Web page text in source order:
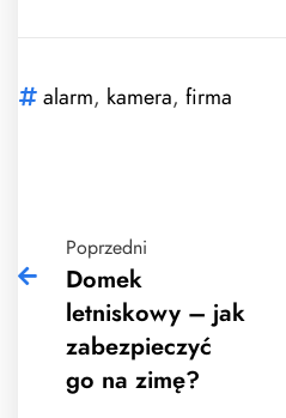
alarm, kamera, firma
Poprzedni
Domek
letniskowy – jak
zabezpieczyć
go na zimę?